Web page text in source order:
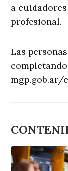
a
profesional.
Las
mgp.gob.ar/